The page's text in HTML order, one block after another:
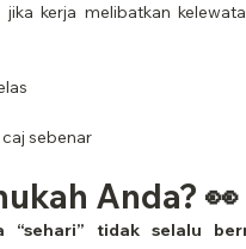
kerja melibatkan
sebenar
Anda? 👀
“sehari” tidak selalu